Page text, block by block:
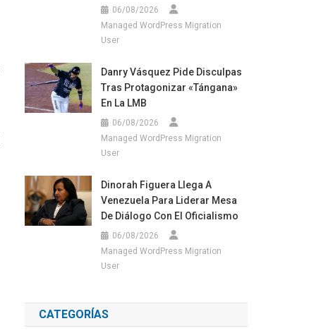
06/08/2026
Managed WordPress Migration
User
Danry Vásquez Pide Disculpas
Tras Protagonizar «tángana»
En La LMB
06/08/2026
Managed WordPress Migration
User
Dinorah Figuera Llega A
Venezuela Para Liderar Mesa
De Diálogo Con El Oficialismo
06/08/2026
Managed WordPress Migration
User
CATEGORÍAS